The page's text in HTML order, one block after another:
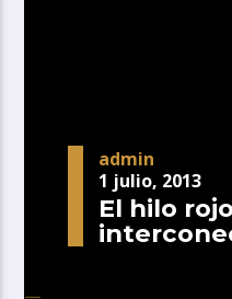
admin
1 julio, 2013
El hilo